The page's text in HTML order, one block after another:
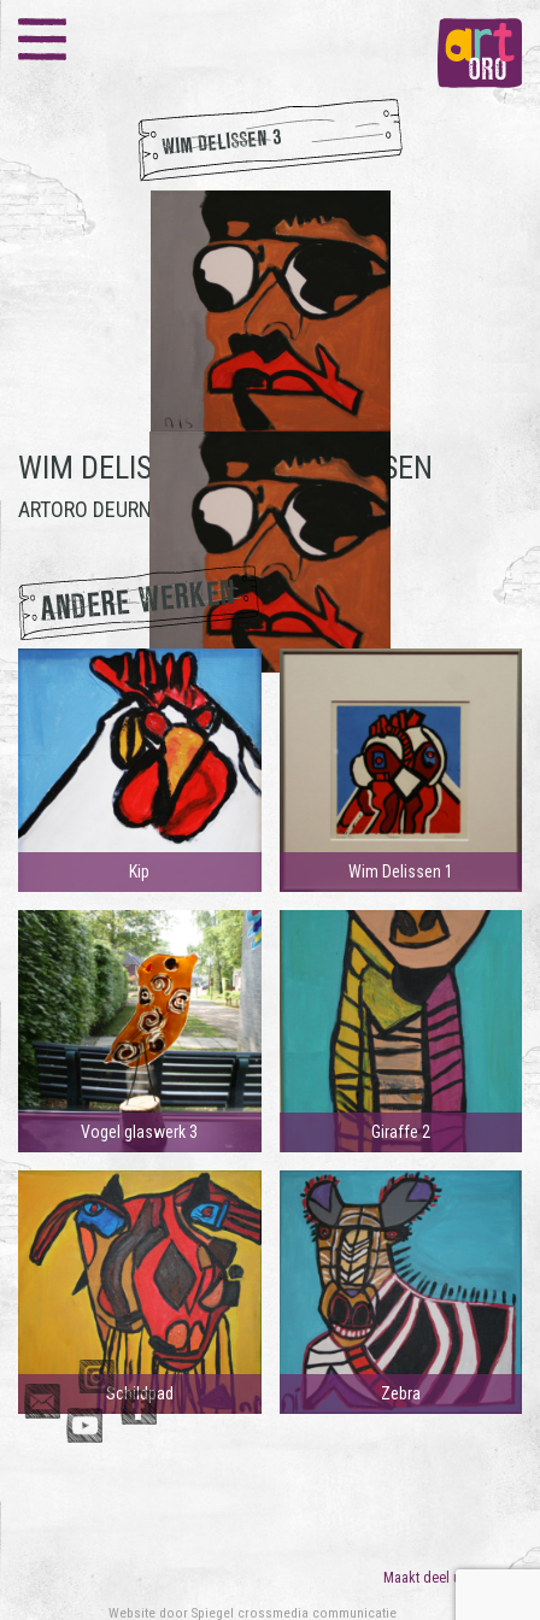
WIM DELISSEN 3
WIM DELISSEN 3 -WIM DELISSEN
ARTORO DEURNE
ANDERE WERKEN
Kip Wim Delissen 1
Vogel glaswerk 3 Giraffe 2
Schildpad Zebra
Maakt deel uit van
Website door Spiegel crossmedia communicatie